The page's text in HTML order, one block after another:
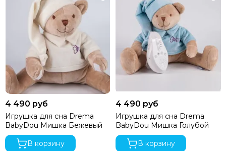
4 490 руб
Игрушка для сна Drema
BabyDou Мишка Бежевый
В корзину
4 490 руб
Игрушка для сна Drema
BabyDou Мишка Голубой
В корзину